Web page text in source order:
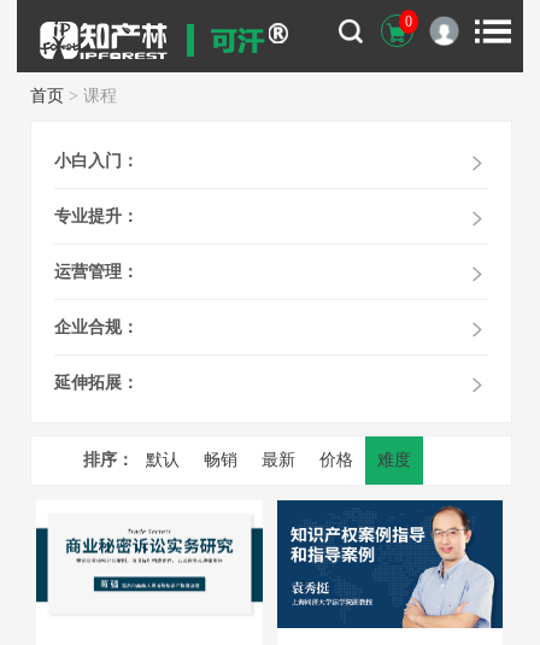
0
首页 > 课程
小白入门：
专业提升：
运营管理：
企业合规：
延伸拓展：
排序： 默认 畅销 最新 价格 难度